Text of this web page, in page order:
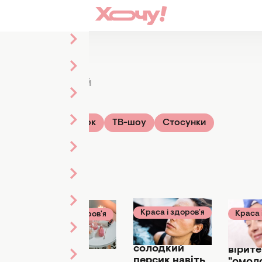
257 статтей
Розвиток ТВ-шоу Стосунки
Краса і здоров'я
17 червня 23:17
очищення
Краса і здоров'я
17 червня 15:00
Шкіра як
солодкий
Краса
16
Ви